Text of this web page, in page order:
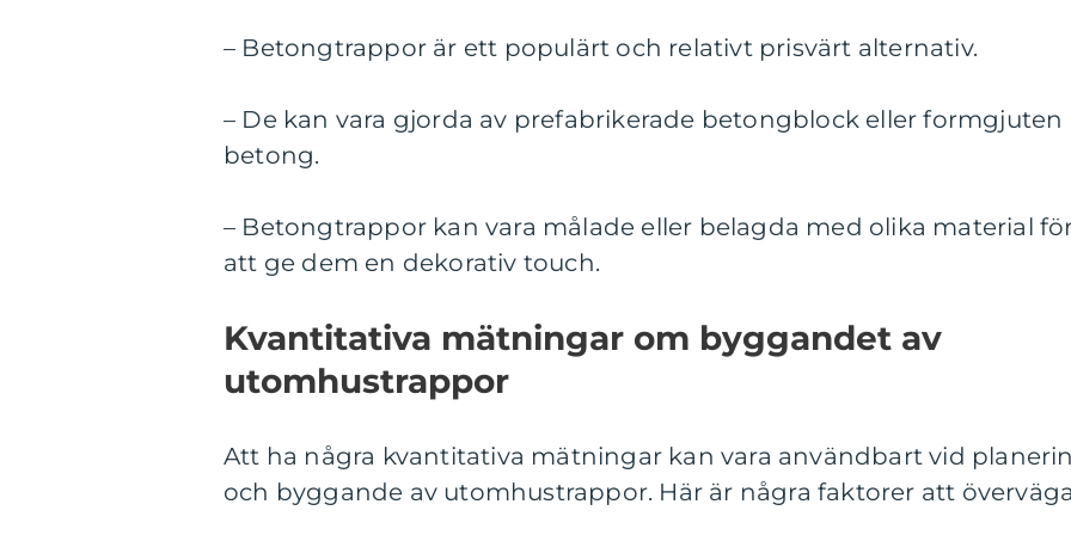
– Betongtrappor är ett populärt och relativt prisvärt alternativ.
– De kan vara gjorda av prefabrikerade betongblock eller formgjuten
betong.
– Betongtrappor kan vara målade eller belagda med olika material
att ge dem en dekorativ touch.
Kvantitativa mätningar om byggandet av
utomhustrappor
Att ha några kvantitativa mätningar kan vara användbart vid
och byggande av utomhustrappor. Här är några faktorer att